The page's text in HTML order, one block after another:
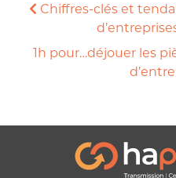
Chiffres-clés et
1h pour…déjouer les